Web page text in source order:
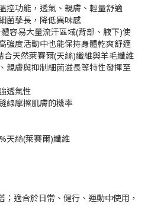
控功能，透氣、親膚、輕量舒適
菌孳長，降低異味感
容易大量流汗區域(背部、腋下)使
強度活動中也能保持身體乾爽舒適
天然萊賽爾(天絲)纖維與羊毛纖維
親膚與抑制細菌滋長等特性發揮至
透氣性
線摩擦肌膚的機率
天絲(萊賽爾)纖維
適合於日常、健行、運動中使用，